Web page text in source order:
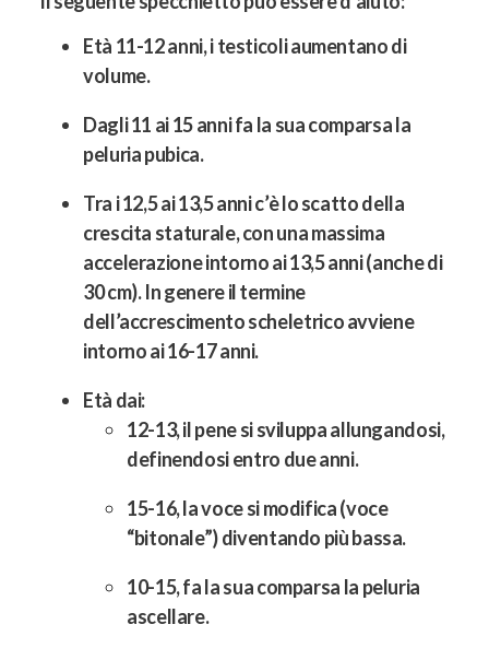
Età 11-12 anni, i testicoli aumentano di
volume.
Dagli 11 ai 15 anni fa la sua comparsa la
peluria pubica.
Tra i 12,5 ai 13,5 anni c’è lo scatto della
crescita staturale, con una massima
accelerazione intorno ai 13,5 anni (anche di
30 cm). In genere il termine
dell’accrescimento scheletrico avviene
intorno ai 16-17 anni.
Età dai:
12-13, il pene si sviluppa allungandosi,
definendosi entro due anni.
15-16, la voce si modifica (voce
“bitonale”) diventando più bassa.
10-15, fa la sua comparsa la peluria
ascellare.